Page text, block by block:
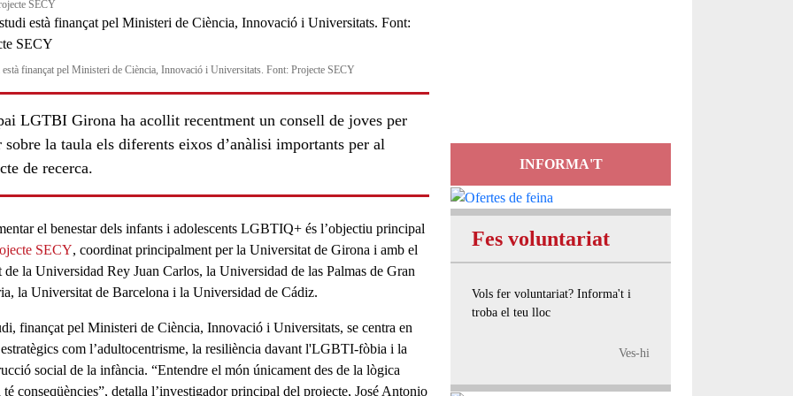
SECY
finançat pel Ministeri de Ciència, Innovació i Universitats. Font: Projecte SECY
LGTBI Girona ha acollit recentment un consell de joves per
sobre la taula els diferents eixos d’anàlisi importants per al
de recerca.
el benestardelsinfants i adolescents LGBTIQ+és l’objectiu principal
SECY, coordinat principalment per la Universitat de Girona i amb el
de la Universidad Rey Juan Carlos, la Universidad de las Palmas de Gran
la Universitat de Barcelona i la Universidad de Cádiz.
finançat pel Ministeri de Ciència, Innovació i Universitats, se centra en
com l’adultocentrisme, la resiliència davant l'LGBTI-fòbia i la
social de la infància. “Entendre el món únicament des de la lògica
té conseqüències”, detalla l’investigador principal del projecte, José Antonio
INFORMA'T
Fes voluntariat
Vols fer voluntariat? Informa't i
troba el teu lloc
Ves-hi